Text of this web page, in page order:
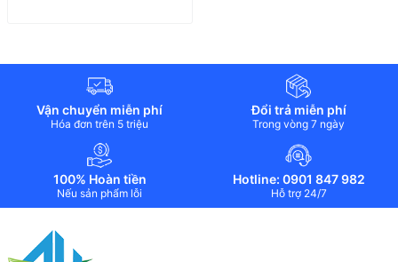
Vận chuyển miễn phí
Hóa đơn trên 5 triệu
Đổi trả miễn phí
Trong vòng 7 ngày
100% Hoàn tiền
Nếu sản phẩm lỗi
Hotline: 0901 847 982
Hỗ trợ 24/7